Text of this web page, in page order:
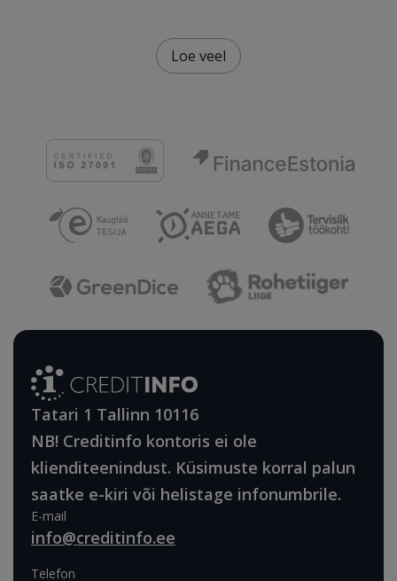
Loe veel
Tatari 1 Tallinn 10116
NB! Creditinfo kontoris ei ole
klienditeenindust. Küsimuste korral palun
saatke e-kiri või helistage infonumbrile.
E-mail
info@creditinfo.ee
Telefon